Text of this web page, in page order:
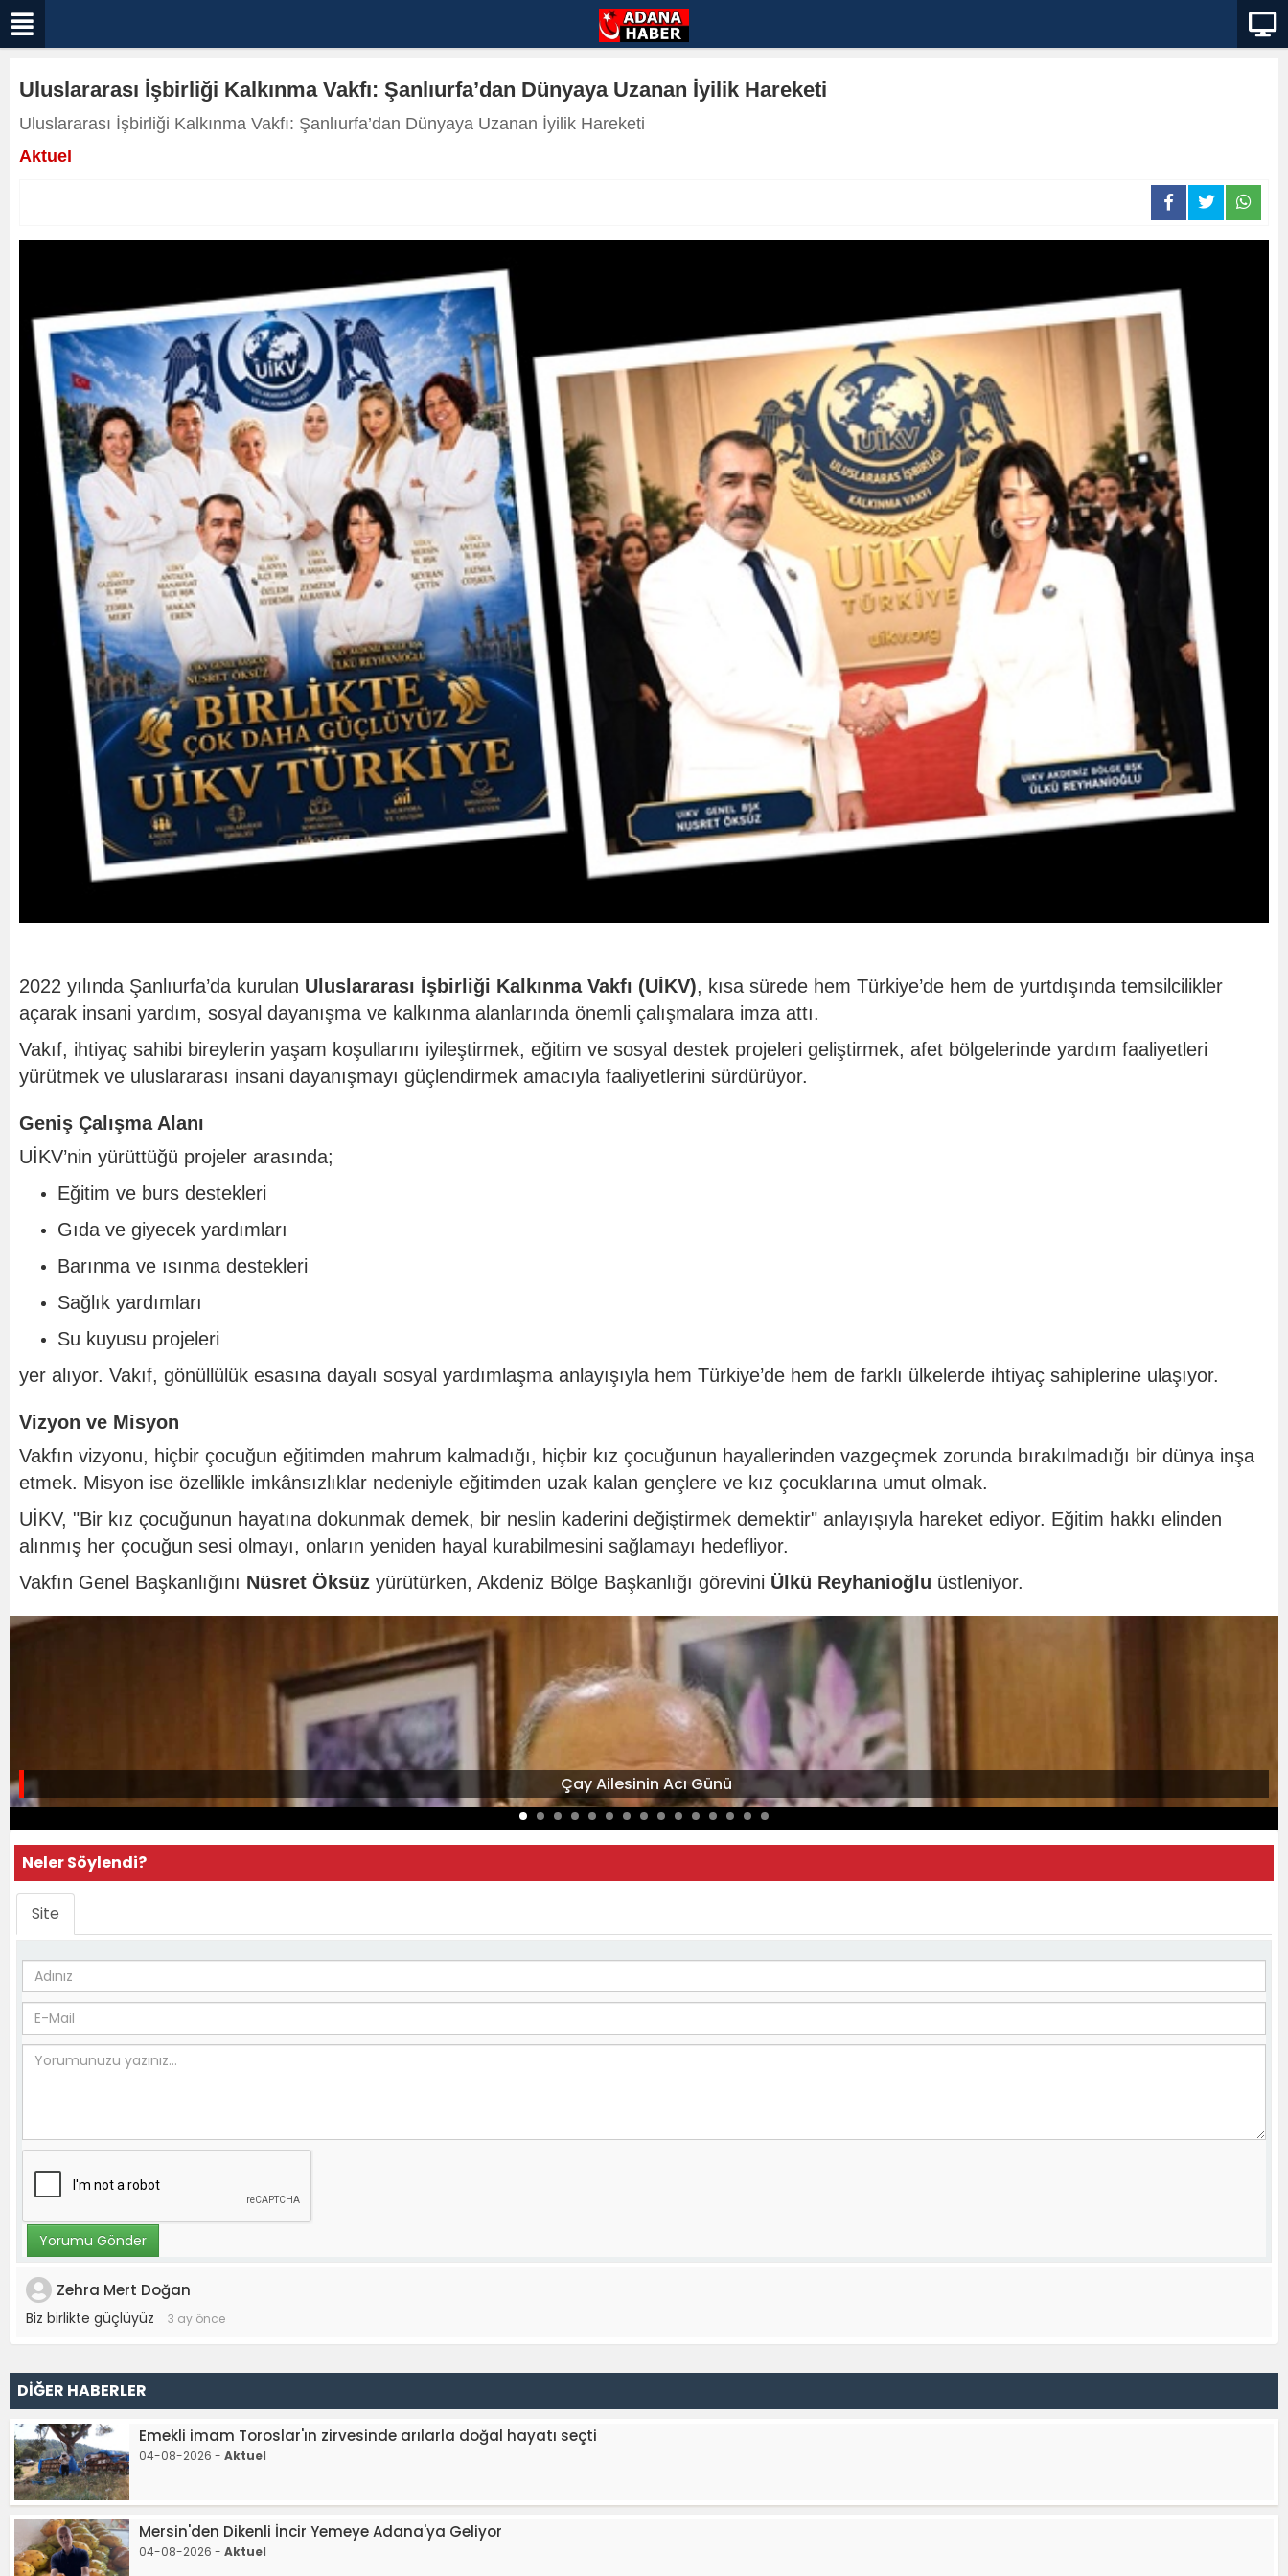
Uluslararası İşbirliği Kalkınma Vakfı: Şanlıurfa’dan Dünyaya Uzanan İyilik Hareketi
Uluslararası İşbirliği Kalkınma Vakfı: Şanlıurfa’dan Dünyaya Uzanan İyilik Hareketi
Aktuel
2022 yılında Şanlıurfa’da kurulan Uluslararası İşbirliği Kalkınma Vakfı (UİKV), kısa sürede hem Türkiye’de hem de yurtdışında temsilcilikler
açarak insani yardım, sosyal dayanışma ve kalkınma alanlarında önemli çalışmalara imza attı.
Vakıf, ihtiyaç sahibi bireylerin yaşam koşullarını iyileştirmek, eğitim ve sosyal destek projeleri geliştirmek, afet bölgelerinde yardım faaliyetleri
yürütmek ve uluslararası insani dayanışmayı güçlendirmek amacıyla faaliyetlerini sürdürüyor.
Geniş Çalışma Alanı
UİKV’nin yürüttüğü projeler arasında;
Eğitim ve burs destekleri
Gıda ve giyecek yardımları
Barınma ve ısınma destekleri
Sağlık yardımları
Su kuyusu projeleri
yer alıyor. Vakıf, gönüllülük esasına dayalı sosyal yardımlaşma anlayışıyla hem Türkiye’de hem de farklı ülkelerde ihtiyaç sahiplerine ulaşıyor.
Vizyon ve Misyon
Vakfın vizyonu, hiçbir çocuğun eğitimden mahrum kalmadığı, hiçbir kız çocuğunun hayallerinden vazgeçmek zorunda bırakılmadığı bir dünya inşa
etmek. Misyon ise özellikle imkânsızlıklar nedeniyle eğitimden uzak kalan gençlere ve kız çocuklarına umut olmak.
UİKV, "Bir kız çocuğunun hayatına dokunmak demek, bir neslin kaderini değiştirmek demektir" anlayışıyla hareket ediyor. Eğitim hakkı elinden
alınmış her çocuğun sesi olmayı, onların yeniden hayal kurabilmesini sağlamayı hedefliyor.
Vakfın Genel Başkanlığını Nüsret Öksüz yürütürken, Akdeniz Bölge Başkanlığı görevini Ülkü Reyhanioğlu üstleniyor.
Çay Ailesinin Acı Günü
Neler Söylendi?
Site
Zehra Mert Doğan
Biz birlikte güçlüyüz 3 ay önce
DİĞER HABERLER
Emekli imam Toroslar'ın zirvesinde arılarla doğal hayatı seçti
04-08-2026 - Aktuel
Mersin'den Dikenli İncir Yemeye Adana'ya Geliyor
04-08-2026 - Aktuel